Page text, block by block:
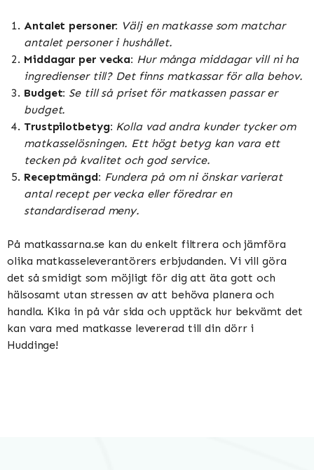
Antalet personer: Välj en matkasse som matchar
antalet personer i hushållet.
Middagar per vecka: Hur många middagar vill ni ha
ingredienser till? Det finns matkassar för alla behov.
Budget: Se till så priset för matkassen passar er
budget.
Trustpilotbetyg: Kolla vad andra kunder tycker om
matkasselösningen. Ett högt betyg kan vara ett
tecken på kvalitet och god service.
Receptmängd: Fundera på om ni önskar varierat
antal recept per vecka eller föredrar en
standardiserad meny.
På matkassarna.se kan du enkelt filtrera och jämföra
olika matkasseleverantörers erbjudanden. Vi vill göra
det så smidigt som möjligt för dig att äta gott och
hälsosamt utan stressen av att behöva planera och
handla. Kika in på vår sida och upptäck hur bekvämt det
kan vara med matkasse levererad till din dörr i
Huddinge!